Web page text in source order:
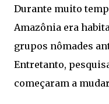
Durante muito
Amazônia era
grupos nômades
Entretanto,
começaram a